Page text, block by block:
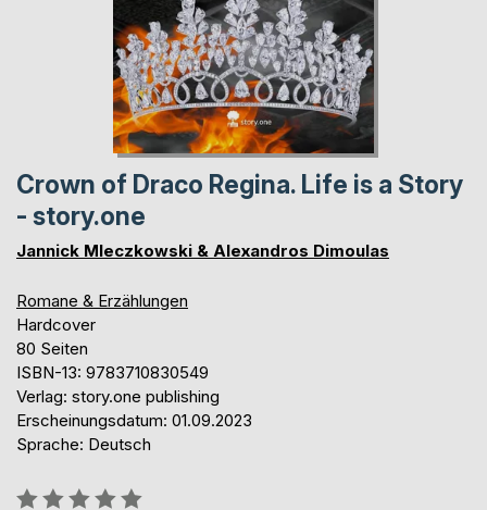
Crown of Draco Regina. Life is a Story
- story.one
Jannick Mleczkowski & Alexandros Dimoulas
Romane & Erzählungen
Hardcover
80 Seiten
ISBN-13: 9783710830549
Verlag: story.one publishing
Erscheinungsdatum: 01.09.2023
Sprache: Deutsch
Bewertung::